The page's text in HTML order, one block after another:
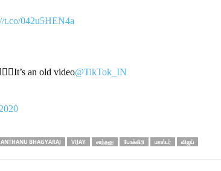
t.co/042u5HEN4a
an old video@TikTok_IN
BHAGYARAJ VIJAY சாந்தனு போக்கிரி மாஸ்டர் விஜய்